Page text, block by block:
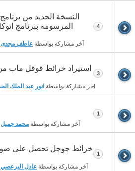
النسخة الجديد من
المرسومة ببرنامج
آخر مشاركة بواسطة عاطف مجدى
4
استيراد خرائط قوقل ماب
آخر مشاركة بواسطة انور عبد الملك
3
آخر مشاركة بواسطة محمد جميل
1
خرائط جوجل تحصل على
آخر مشاركة بواسطة عادل البرعصي
1